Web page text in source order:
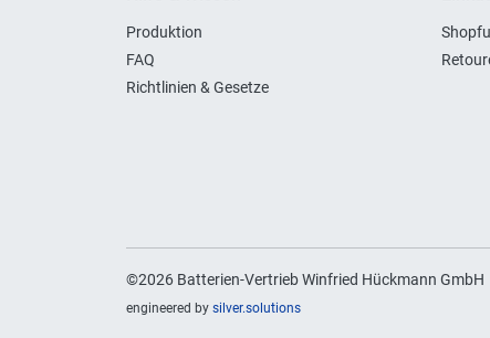
Produktion
FAQ
Richtlinien & Gesetze
©2026 Batterien-Vertrieb Winfried Hückmann GmbH
engineered by silver.solutions